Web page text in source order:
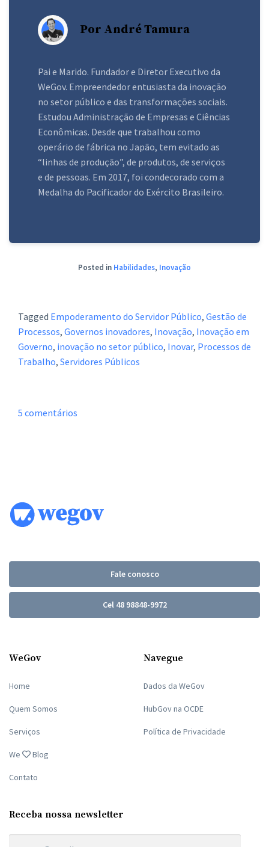
Por André Tamura
Pai e Marido. Fundador e Diretor Executivo da
WeGov. Empreendedor entusiasta da inovação
no setor público e das transformações sociais.
Estudou Administração de Empresas e Ciências
Econômicas. Desde que trabalhou como
operário de fábrica no Japão, tem evitado as
“linhas de produção”, de produtos, de serviços
e de pessoas. Em 2017, foi condecorado com a
Medalha do Pacificador do Exército Brasileiro.
Posted in Habilidades, Inovação
Tagged Empoderamento do Servidor Público, Gestão de
Processos, Governos inovadores, Inovação, Inovação em
Governo, inovação no setor público, Inovar, Processos de
Trabalho, Servidores Públicos
5 comentários
Fale conosco
Cel 48 98848-9972
WeGov
Home
Quem Somos
Serviços
We Blog
Contato
Navegue
Dados da WeGov
HubGov na OCDE
Política de Privacidade
Receba nossa newsletter